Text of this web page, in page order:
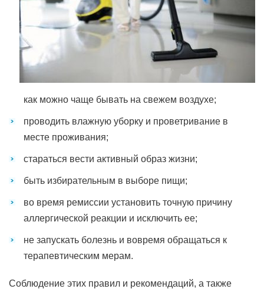
как можно чаще бывать на свежем воздухе;
проводить влажную уборку и проветривание в
месте проживания;
стараться вести активный образ жизни;
быть избирательным в выборе пищи;
во время ремиссии установить точную причину
аллергической реакции и исключить ее;
не запускать болезнь и вовремя обращаться к
терапевтическим мерам.
Соблюдение этих правил и рекомендаций, а также